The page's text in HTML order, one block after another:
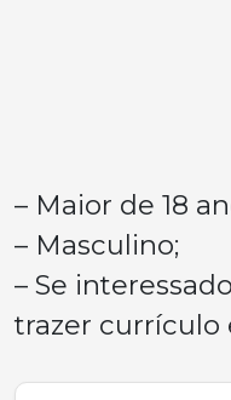
– Maior de 18
– Masculino;
– Se
trazer currículo